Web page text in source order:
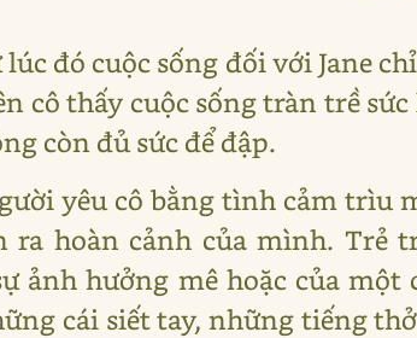
lúc đó cuộc sống đối với Jane
cô thấy cuộc sống tràn trề
còn đủ sức để đập.
yêu cô bằng tình cảm trìu
ra hoàn cảnh của mình. Trẻ
ảnh hưởng mê hoặc của một
cái siết tay, những tiếng